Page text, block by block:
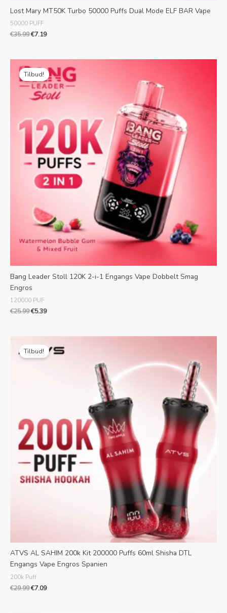
Lost Mary MT50K Turbo 50000 Puffs Dual Mode ELF BAR Vape
50000 PUFF
€35.99€7.19
Tilbud!
Bang Leader Stoll 120K 2-i-1 Engangs Vape Dobbelt Smag
Engros
120000 PUF
€25.99
pris
var:
€25.99.
€5.39
pris
er:
€5.39.
Tilbud!
ATVS AL SAHIM 200k Kit 200000 Puffs 60ml Shisha DTL
Engangs Vape Engros Spanien
200k Puff
€29.99
pris
var:
€7.09
pris
er: